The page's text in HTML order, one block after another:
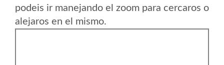
podeis ir manejando el zoom para cercaros o
alejaros en el mismo.